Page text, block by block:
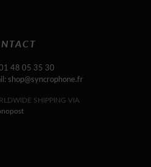
48 05 35 30
shop@syncrophone.fr
SHIPPING VIA